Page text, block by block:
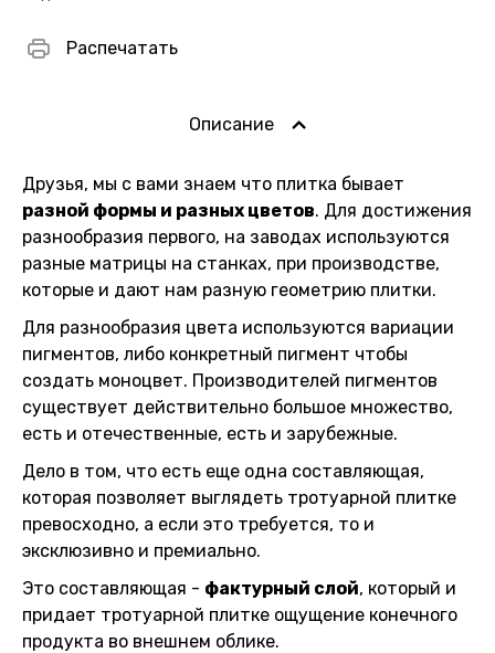
Распечатать
Описание
Друзья, мы с вами знаем что плитка бывает
разной формы и разных цветов. Для достижения
разнообразия первого, на заводах используются
разные матрицы на станках, при производстве,
которые и дают нам разную геометрию плитки.
Для разнообразия цвета используются вариации
пигментов, либо конкретный пигмент чтобы
создать моноцвет. Производителей пигментов
существует действительно большое множество,
есть и отечественные, есть и зарубежные.
Дело в том, что есть еще одна составляющая,
которая позволяет выглядеть тротуарной плитке
превосходно, а если это требуется, то и
эксклюзивно и премиально.
Это составляющая - фактурный слой, который и
придает тротуарной плитке ощущение конечного
продукта во внешнем облике.